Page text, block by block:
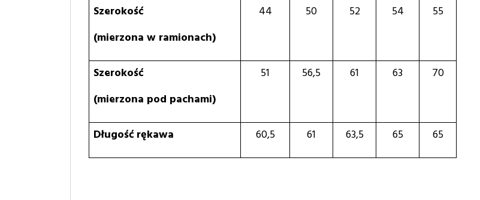
Szerokość
(mierzona w ramionach)
44 50 52 54 55
Szerokość
(mierzona pod pachami)
51 56,5 61 63 70
Długość rękawa 60,5 61 63,5 65 65